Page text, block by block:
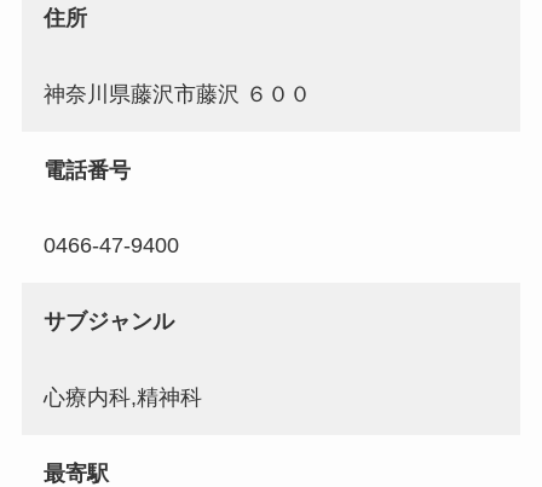
住所
神奈川県藤沢市藤沢 ６００
電話番号
0466-47-9400
サブジャンル
心療内科,精神科
最寄駅